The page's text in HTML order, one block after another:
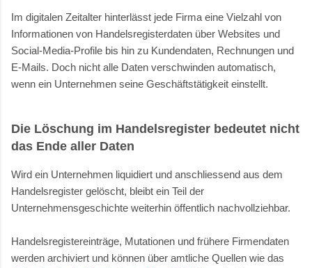
Im digitalen Zeitalter hinterlässt jede Firma eine Vielzahl von
Informationen von Handelsregisterdaten über Websites und
Social-Media-Profile bis hin zu Kundendaten, Rechnungen und
E-Mails. Doch nicht alle Daten verschwinden automatisch,
wenn ein Unternehmen seine Geschäftstätigkeit einstellt.
Die Löschung im Handelsregister bedeutet nicht
das Ende aller Daten
Wird ein Unternehmen liquidiert und anschliessend aus dem
Handelsregister gelöscht, bleibt ein Teil der
Unternehmensgeschichte weiterhin öffentlich nachvollziehbar.
Handelsregistereinträge, Mutationen und frühere Firmendaten
werden archiviert und können über amtliche Quellen wie das